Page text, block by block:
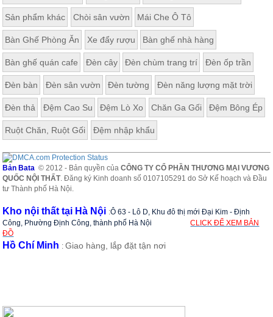
Sản phẩm khác Chòi sân vườn Mái Che Ô Tô
Bàn Ghế Phòng Ăn Xe đẩy rượu Bàn ghế nhà hàng
Bàn ghế quán cafe Đèn cây Đèn chùm trang trí Đèn ốp trần
Đèn bàn Đèn sân vườn Đèn tường Đèn năng lượng mặt trời
Đèn thả Đệm Cao Su Đệm Lò Xo Chăn Ga Gối Đệm Bông Ép
Ruột Chăn, Ruột Gối Đệm nhập khẩu
Bản Bata © 2012 - Bản quyền củaCÔNG TY CỔ PHẦN THƯƠNG MẠI VƯƠNG
QUỐC NỘI THẤT. Đăng ký Kinh doanh số 0107105291 do Sở Kế hoạch và Đầu
tư Thành phố Hà Nội.
Kho nội thất tại Hà Nội :Ô 63 - Lô D, Khu đô thị mới Đại Kim - Định
Công, Phường Định Công, thành phố Hà Nội
CLICK ĐỂ XEM BẢN
ĐỒ
Hồ Chí Minh :Giao hàng, lắp đặt tận nơi